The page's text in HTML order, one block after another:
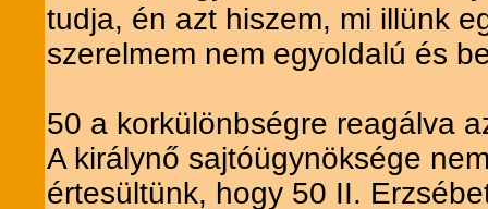
tudja, én azt hiszem, mi illünk
szerelmem nem egyoldalú és
50 a korkülönbségre reagálva
A királynő sajtóügynöksége
értesültünk, hogy 50 II.